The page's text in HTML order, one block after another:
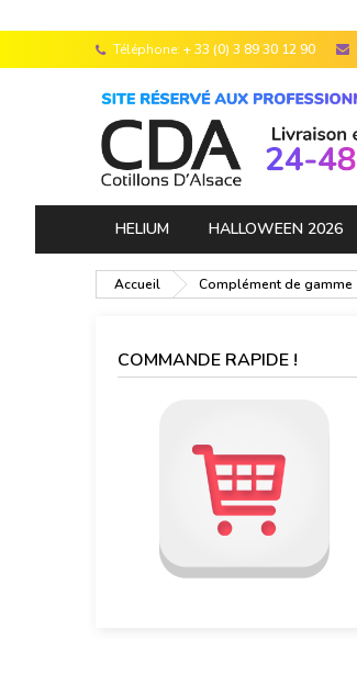
Téléphone: + 33 (0) 3 89 30 12 90
HELIUM HALLOWEEN 2026
Accueil Complément de gamme
COMMANDE RAPIDE !